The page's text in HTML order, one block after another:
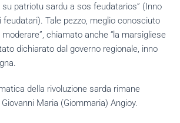
su patriotu sardu a sos feudatarios” (Inno
Tale pezzo, meglio conosciuto
moderare”, chiamato anche “la marsigliese
dichiarato dal governo regionale, inno
della rivoluzione sarda rimane
Maria (Giommaria) Angioy.